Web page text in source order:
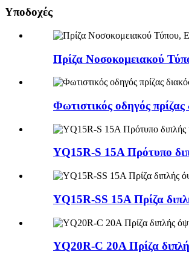
Υποδοχές
Πρίζα Νοσοκομειακού
Φωτιστικός οδηγός
YQ15R-S 15A Πρότυπο
YQ15R-SS 15A Πρίζα
YQ20R-C 20A Πρίζα